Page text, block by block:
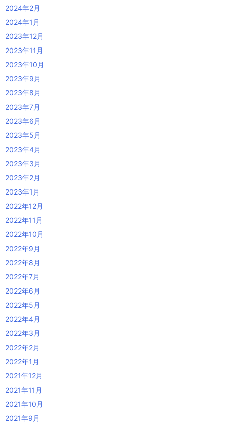
2024年2月
2024年1月
2023年12月
2023年11月
2023年10月
2023年9月
2023年8月
2023年7月
2023年6月
2023年5月
2023年4月
2023年3月
2023年2月
2023年1月
2022年12月
2022年11月
2022年10月
2022年9月
2022年8月
2022年7月
2022年6月
2022年5月
2022年4月
2022年3月
2022年2月
2022年1月
2021年12月
2021年11月
2021年10月
2021年9月